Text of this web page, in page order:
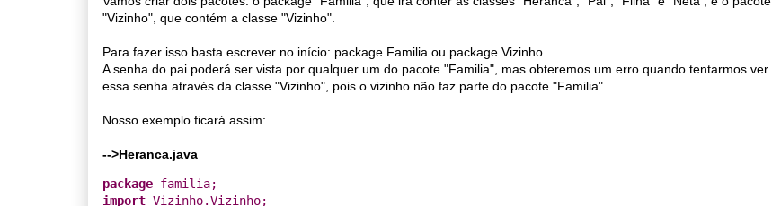
"Vizinho", que contém a classe "Vizinho".
Para fazer isso basta escrever no início: package Familia ou package Vizinho
A senha do pai poderá ser vista por qualquer um do pacote "Familia", mas obteremos um erro quando tentarmos ver
essa senha através da classe "Vizinho", pois o vizinho não faz parte do pacote "Familia".
Nosso exemplo ficará assim:
-->Heranca.java
package familia;
import Vizinho.Vizinho;